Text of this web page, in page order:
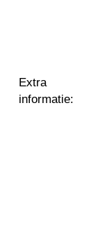
Extra
informatie: